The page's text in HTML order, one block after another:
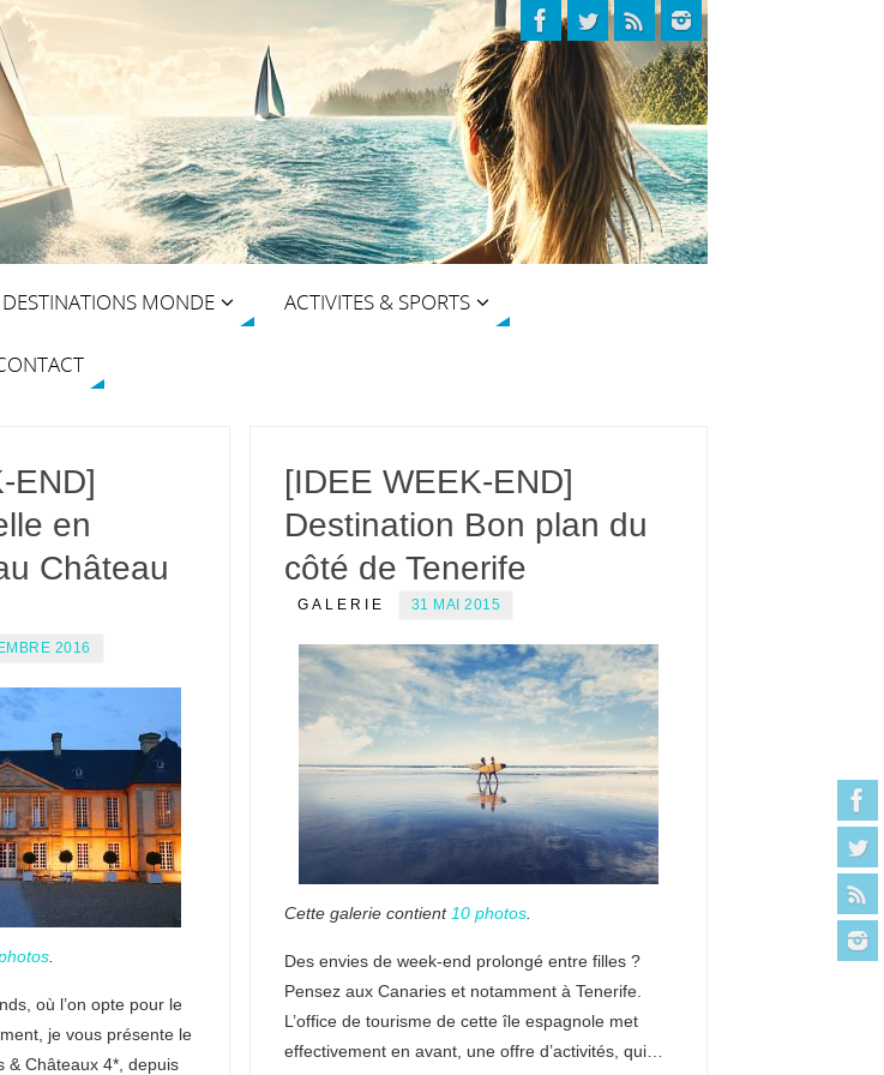
DESTINATIONS MONDE ACTIVITES & SPORTS
END]
en
Château
2016
où l’on opte pour le
je vous présente le
& Châteaux 4*, depuis
[IDEE WEEK-END]
Destination Bon plan du
côté de Tenerife
GALERIE 31 MAI 2015
Cette galerie contient 10 photos.
Des envies de week-end prolongé entre filles ?
Pensez aux Canaries et notamment à Tenerife.
L’office de tourisme de cette île espagnole met
effectivement en avant, une offre d’activités, qui…